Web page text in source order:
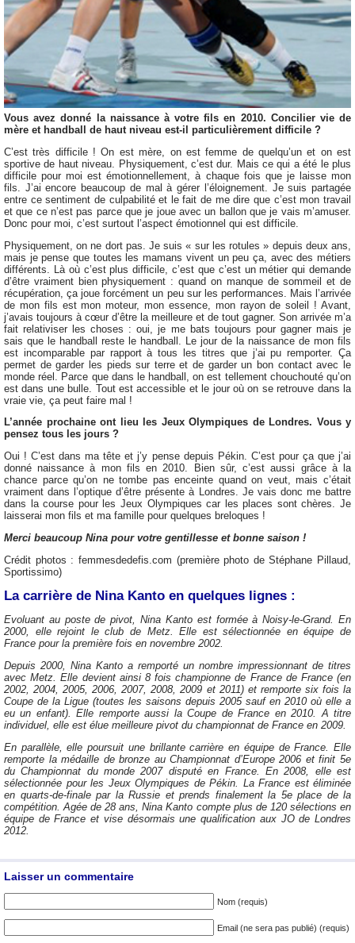
Vous avez donné la naissance à votre fils en 2010. Concilier vie de
mère et handball de haut niveau est-il particulièrement difficile ?
C’est très difficile ! On est mère, on est femme de quelqu’un et on est
sportive de haut niveau. Physiquement, c’est dur. Mais ce qui a été le plus
difficile pour moi est émotionnellement, à chaque fois que je laisse mon
fils. J’ai encore beaucoup de mal à gérer l’éloignement. Je suis partagée
entre ce sentiment de culpabilité et le fait de me dire que c’est mon travail
et que ce n’est pas parce que je joue avec un ballon que je vais m’amuser.
Donc pour moi, c’est surtout l’aspect émotionnel qui est difficile.
Physiquement, on ne dort pas. Je suis « sur les rotules » depuis deux ans,
mais je pense que toutes les mamans vivent un peu ça, avec des métiers
différents. Là où c’est plus difficile, c’est que c’est un métier qui demande
d’être vraiment bien physiquement : quand on manque de sommeil et de
récupération, ça joue forcément un peu sur les performances. Mais l’arrivée
de mon fils est mon moteur, mon essence, mon rayon de soleil ! Avant,
j’avais toujours à cœur d’être la meilleure et de tout gagner. Son arrivée m’a
fait relativiser les choses : oui, je me bats toujours pour gagner mais je
sais que le handball reste le handball. Le jour de la naissance de mon fils
est incomparable par rapport à tous les titres que j’ai pu remporter. Ça
permet de garder les pieds sur terre et de garder un bon contact avec le
monde réel. Parce que dans le handball, on est tellement chouchouté qu’on
est dans une bulle. Tout est accessible et le jour où on se retrouve dans la
vraie vie, ça peut faire mal !
L’année prochaine ont lieu les Jeux Olympiques de Londres. Vous y
pensez tous les jours ?
Oui ! C’est dans ma tête et j’y pense depuis Pékin. C’est pour ça que j’ai
donné naissance à mon fils en 2010. Bien sûr, c’est aussi grâce à la
chance parce qu’on ne tombe pas enceinte quand on veut, mais c’était
vraiment dans l’optique d’être présente à Londres. Je vais donc me battre
dans la course pour les Jeux Olympiques car les places sont chères. Je
laisserai mon fils et ma famille pour quelques breloques !
Merci beaucoup Nina pour votre gentillesse et bonne saison !
Crédit photos : femmesdedefis.com (première photo de Stéphane Pillaud,
Sportissimo)
La carrière de Nina Kanto en quelques lignes :
Evoluant au poste de pivot, Nina Kanto est formée à Noisy-le-Grand. En
2000, elle rejoint le club de Metz. Elle est sélectionnée en équipe de
France pour la première fois en novembre 2002.
Depuis 2000, Nina Kanto a remporté un nombre impressionnant de titres
avec Metz. Elle devient ainsi 8 fois championne de France de France (en
2002, 2004, 2005, 2006, 2007, 2008, 2009 et 2011) et remporte six fois la
Coupe de la Ligue (toutes les saisons depuis 2005 sauf en 2010 où elle a
eu un enfant). Elle remporte aussi la Coupe de France en 2010. A titre
individuel, elle est élue meilleure pivot du championnat de France en 2009.
En parallèle, elle poursuit une brillante carrière en équipe de France. Elle
remporte la médaille de bronze au Championnat d’Europe 2006 et finit 5e
du Championnat du monde 2007 disputé en France. En 2008, elle est
sélectionnée pour les Jeux Olympiques de Pékin. La France est éliminée
en quarts-de-finale par la Russie et prends finalement la 5e place de la
compétition. Agée de 28 ans, Nina Kanto compte plus de 120 sélections en
équipe de France et vise désormais une qualification aux JO de Londres
2012.
Laisser un commentaire
Nom (requis)
Email (ne sera pas publié) (requis)